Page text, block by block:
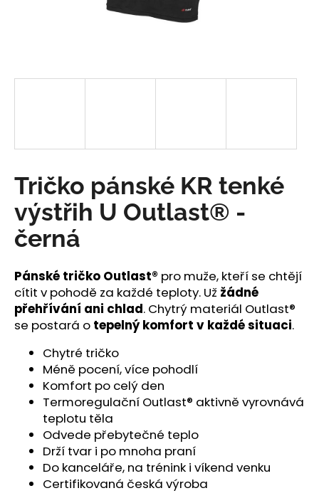
Tričko pánské KR tenké
výstřih U Outlast® -
černá
Pánské tričko Outlast® pro muže, kteří se chtějí
cítit v pohodě za každé teploty. Už žádné
přehřívání ani chlad. Chytrý materiál Outlast®
se postará o tepelný komfort v každé situaci.
Chytré tričko
Méně pocení, více pohodlí
Komfort po celý den
Termoregulační Outlast® aktivně vyrovnává
teplotu těla
Odvede přebytečné teplo
Drží tvar i po mnoha praní
Do kanceláře, na trénink i víkend venku
Certifikovaná česká výroba
t
D
o
o
r
u
č
KALHOTKY
TENKÉ
DO
OUTLAST®